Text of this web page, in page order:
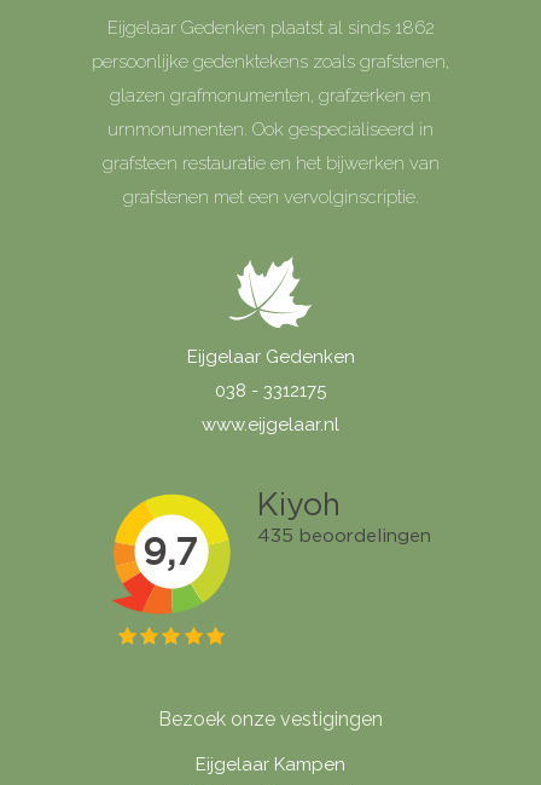
Eijgelaar Gedenken plaatst al sinds 1862
persoonlijke gedenktekens zoals grafstenen,
glazen grafmonumenten, grafzerken en
urnmonumenten. Ook gespecialiseerd in
grafsteen restauratie en het bijwerken van
grafstenen met een vervolginscriptie.
Eijgelaar Gedenken
038 - 3312175
www.eijgelaar.nl
Bezoek onze vestigingen
Eijgelaar Kampen